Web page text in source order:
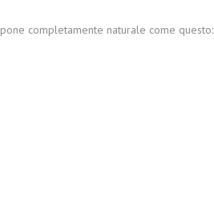
completamente naturale come questo: